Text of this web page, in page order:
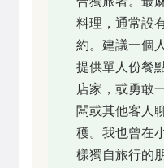
料理，通常設
約。建議一個
提供單人份餐
店家，或勇敢
闆或其他客人
穫。我也曾在
樣獨自旅行的